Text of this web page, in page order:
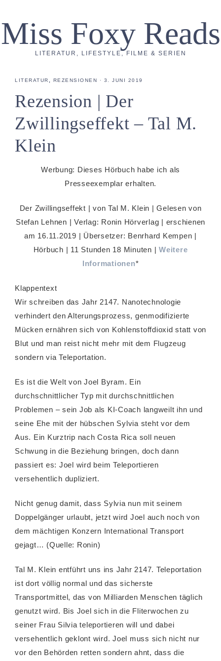
Miss Foxy Reads
LITERATUR, LIFESTYLE, FILME & SERIEN
LITERATUR REZENSIONEN · 3. JUNI 2019
Rezension | Der
Zwillingseffekt – Tal M.
Klein
Werbung: Dieses Hörbuch habe ich als
Presseexemplar erhalten.
Der Zwillingseffekt | von Tal M. Klein | Gelesen von
Stefan Lehnen | Verlag: Ronin Hörverlag | erschienen
am 16.11.2019 | Übersetzer: Benrhard Kempen |
Hörbuch | 11 Stunden 18 Minuten |Weitere
Informationen*
Klappentext
Wir schreiben das Jahr 2147. Nanotechnologie
verhindert den Alterungsprozess, genmodifizierte
Mücken ernähren sich von Kohlenstoffdioxid statt von
Blut und man reist nicht mehr mit dem Flugzeug
sondern via Teleportation.
Es ist die Welt von Joel Byram. Ein
durchschnittlicher Typ mit durchschnittlichen
Problemen – sein Job als KI-Coach langweilt ihn und
seine Ehe mit der hübschen Sylvia steht vor dem
Aus. Ein Kurztrip nach Costa Rica soll neuen
Schwung in die Beziehung bringen, doch dann
passiert es: Joel wird beim Teleportieren
versehentlich dupliziert.
Nicht genug damit, dass Sylvia nun mit seinem
Doppelgänger urlaubt, jetzt wird Joel auch noch von
dem mächtigen Konzern International Transport
gejagt… (Quelle: Ronin)
Tal M. Klein entführt uns ins Jahr 2147. Teleportation
ist dort völlig normal und das sicherste
Transportmittel, das von Milliarden Menschen täglich
genutzt wird. Bis Joel sich in die Fliterwochen zu
seiner Frau Silvia teleportieren will und dabei
versehentlich geklont wird. Joel muss sich nicht nur
vor den Behörden retten sondern ahnt, dass die